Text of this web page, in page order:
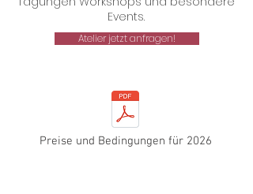
Events.
Atelier jetzt anfragen!
Preise und Bedingungen für 2026